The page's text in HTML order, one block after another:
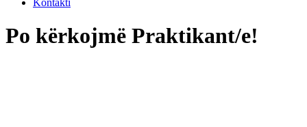
Kontakti
Po kërkojmë Praktikant/e!